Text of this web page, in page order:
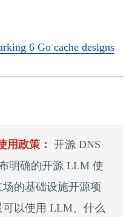
6 Go cache designs
用政策： 开源 DNS
明确的开源 LLM 使
的基础设施开源项
可以使用 LLM、什么